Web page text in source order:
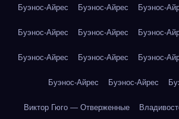
Буэнос-Айрес Буэнос-Айрес Буэнос-
Буэнос-Айрес Буэнос-Айрес Буэнос-
Буэнос-Айрес Буэнос-Айрес Буэнос-
Буэнос-Айрес Буэнос-Айрес
Виктор Гюго — Отверженные